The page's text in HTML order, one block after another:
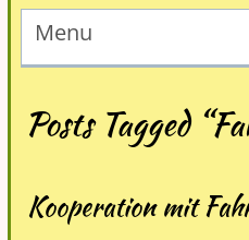
Menu
Posts Tagged
Kooperation mit